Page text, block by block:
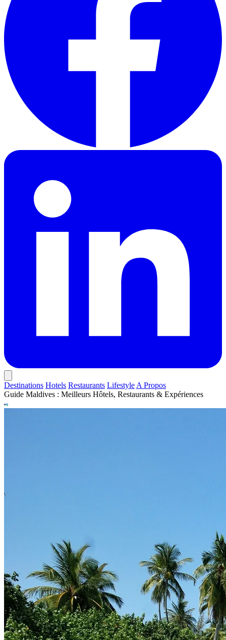
Destinations Hotels Restaurants Lifestyle A Propos
Guide Maldives : Meilleurs Hôtels, Restaurants & Expériences